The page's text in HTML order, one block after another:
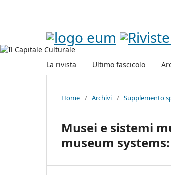
La rivista Ultimo fascicolo
Home / Archivi / Supplemento
Musei e sistemi
museum